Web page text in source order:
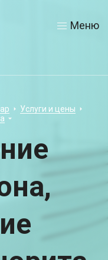
Меню
Услуги и цены